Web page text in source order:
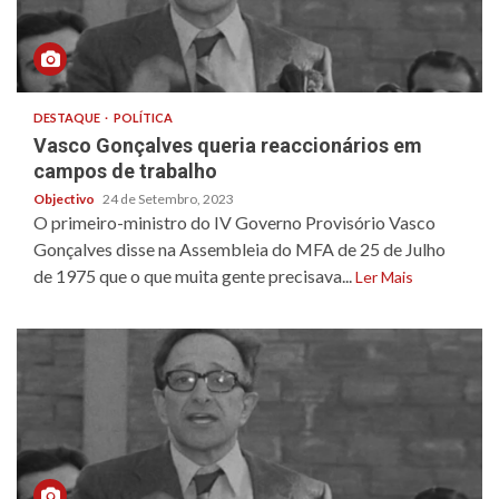
DESTAQUE POLÍTICA
Vasco Gonçalves queria reaccionários em
campos de trabalho
Objectivo 24 de Setembro, 2023
O primeiro-ministro do IV Governo Provisório Vasco
Gonçalves disse na Assembleia do MFA de 25 de Julho
de 1975 que o que muita gente precisava...Ler Mais